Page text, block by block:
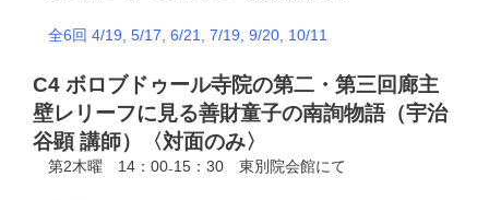
全6回 4/19, 5/17, 6/21, 7/19, 9/20, 10/11
C4 ボロブドゥール寺院の第二・第三回廊主
壁レリーフに見る善財童子の南詢物語（宇治
谷顕 講師）〈対面のみ〉
第2木曜 14：00₋15：30 東別院会館にて